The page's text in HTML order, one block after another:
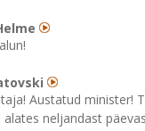
Austatud minister!
neljandast